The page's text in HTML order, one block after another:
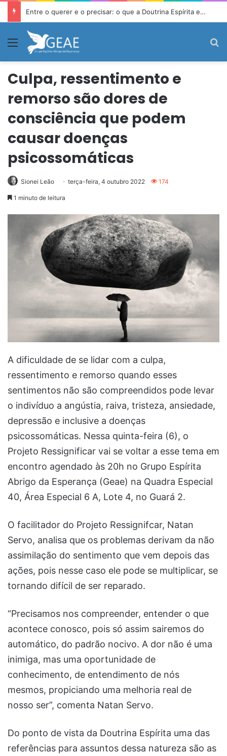
Quando o sofrimento emocional se torna identidade
Menu
Culpa, ressentimento e
remorso são dores de
consciência que podem
causar doenças
psicossomáticas
Sionei Leão terça-feira, 4 outubro 2022 174
1 minuto de leitura
A dificuldade de se lidar com a culpa,
ressentimento e remorso quando esses
sentimentos não são compreendidos pode levar
o indivíduo a angústia, raiva, tristeza, ansiedade,
depressão e inclusive a doenças
psicossomáticas. Nessa quinta-feira (6), o
Projeto Ressignificar vai se voltar a esse tema em
encontro agendado às 20h no Grupo Espírita
Abrigo da Esperança (Geae) na Quadra Especial
40, Área Especial 6 A, Lote 4, no Guará 2.
O facilitador do Projeto Ressignifcar, Natan
Servo, analisa que os problemas derivam da não
assimilação do sentimento que vem depois das
ações, pois nesse caso ele pode se multiplicar, se
tornando difícil de ser reparado.
“Precisamos nos compreender, entender o que
acontece conosco, pois só assim sairemos do
automático, do padrão nocivo. A dor não é uma
inimiga, mas uma oportunidade de
conhecimento, de entendimento de nós
mesmos, propiciando uma melhoria real de
nosso ser”, comenta Natan Servo.
Do ponto de vista da Doutrina Espírita uma das
referências para assuntos dessa natureza são as